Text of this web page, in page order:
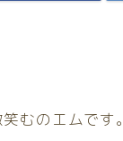
むのエムです。